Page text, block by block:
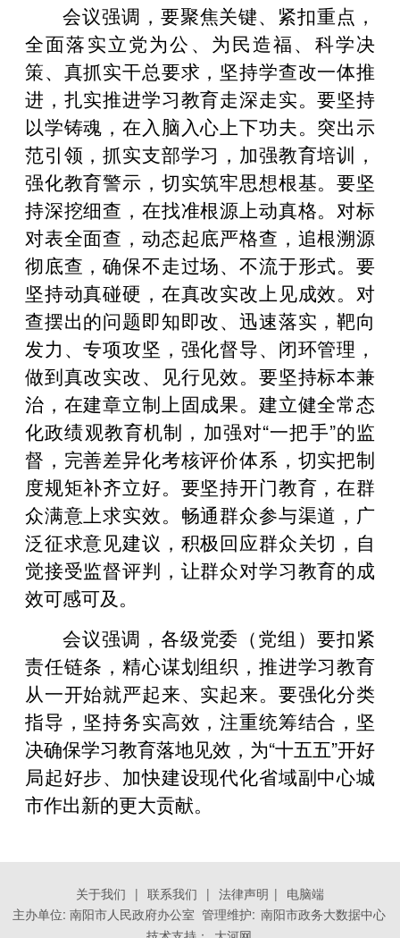
会议强调，要聚焦关键、紧扣重点，
全面落实立党为公、为民造福、科学决
策、真抓实干总要求，坚持学查改一体推
进，扎实推进学习教育走深走实。要坚持
以学铸魂，在入脑入心上下功夫。突出示
范引领，抓实支部学习，加强教育培训，
强化教育警示，切实筑牢思想根基。要坚
持深挖细查，在找准根源上动真格。对标
对表全面查，动态起底严格查，追根溯源
彻底查，确保不走过场、不流于形式。要
坚持动真碰硬，在真改实改上见成效。对
查摆出的问题即知即改、迅速落实，靶向
发力、专项攻坚，强化督导、闭环管理，
做到真改实改、见行见效。要坚持标本兼
治，在建章立制上固成果。建立健全常态
化政绩观教育机制，加强对“一把手”的监
督，完善差异化考核评价体系，切实把制
度规矩补齐立好。要坚持开门教育，在群
众满意上求实效。畅通群众参与渠道，广
泛征求意见建议，积极回应群众关切，自
觉接受监督评判，让群众对学习教育的成
效可感可及。
会议强调，各级党委（党组）要扣紧
责任链条，精心谋划组织，推进学习教育
从一开始就严起来、实起来。要强化分类
指导，坚持务实高效，注重统筹结合，坚
决确保学习教育落地见效，为“十五五”开好
局起好步、加快建设现代化省域副中心城
市作出新的更大贡献。
关于我们 | 联系我们 | 法律声明 | 电脑端
主办单位: 南阳市人民政府办公室 管理维护: 南阳市政务大数据中心